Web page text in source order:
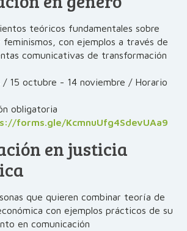
teóricos fundamentales sobre
feminismos, con ejemplos a través de
comunicativas de transformación
/ 15 octubre - 14 noviembre / Horario
obligatoria
forms.gle/KcmnuUfg4SdevUAa9
en justicia
que quieren combinar teoría de
con ejemplos prácticos de su
en comunicación